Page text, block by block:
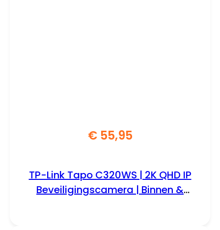
€55,95
TP-Link Tapo C320WS | 2K QHD IP
Beveiligingscamera | Binnen &